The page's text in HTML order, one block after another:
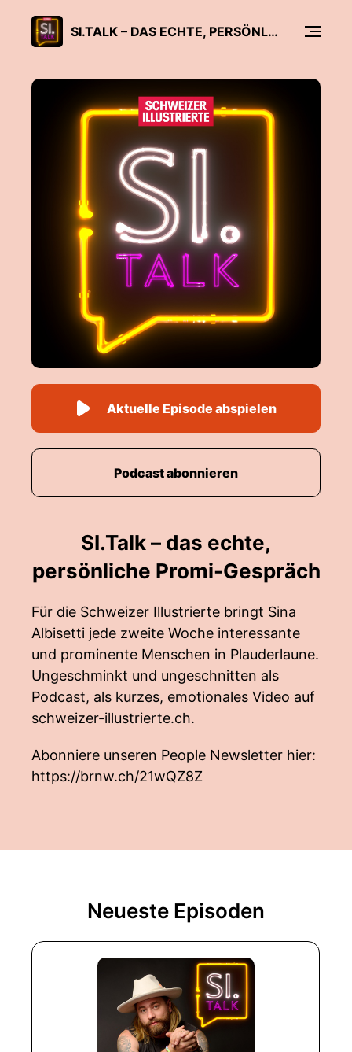
SI.TALK – DAS ECHTE, PERSÖNLICHE PROMI-GESPRÄCH
SI.Talk – das echte,
persönliche Promi-Gespräch
Für die Schweizer Illustrierte bringt Sina
Albisetti jede zweite Woche interessante
und prominente Menschen in Plauderlaune.
Ungeschminkt und ungeschnitten als
Podcast, als kurzes, emotionales Video auf
schweizer-illustrierte.ch.
Abonniere unseren People Newsletter hier:
https://brnw.ch/21wQZ8Z
Aktuelle Episode abspielen
Podcast abonnieren
Neueste Episoden